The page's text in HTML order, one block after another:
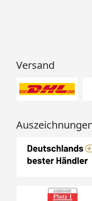
Versand